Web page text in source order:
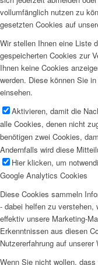
vollumfänglich nutzen zu
gesetzten Cookies auf
Wir stellen Ihnen eine Liste
gespeicherten Cookies zur
Ihnen keine Cookies
werden. Diese können Sie
einsehen.
Aktivieren, damit die
alle Cookies, denen nicht
benötigen zwei Cookies,
Andernfalls wird diese
Hier klicken, um
Google Analytics Cookies
Diese Cookies sammeln
- dabei helfen zu verstehen,
effektiv unsere Marketing-
Erkenntnissen aus diesen
Nutzererfahrung auf
Wenn Sie nicht wollen,